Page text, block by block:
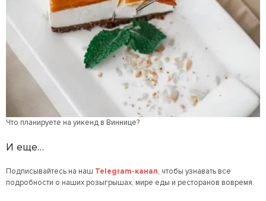
Что планируете на уикенд в Виннице?
И еще…
Подписывайтесь на наш Telegram-канал, чтобы узнавать все
подробности о наших розыгрышах, мире еды и ресторанов вовремя.